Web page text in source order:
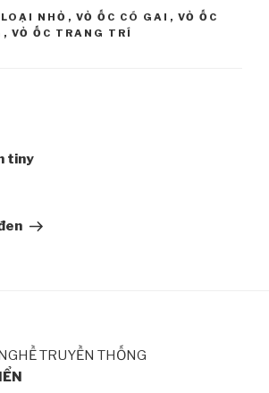
NHỎ , VỎ ỐC CÓ GAI , VỎ ỐC
, VỎ ỐC TRANG TRÍ
tiny
TRUYỀN THỐNG